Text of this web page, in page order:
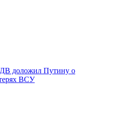
доложил Путину о
ВСУ